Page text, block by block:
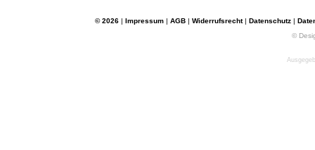
© 2026 | Impressum | AGB | Widerrufsrecht| Datenschutz |
©